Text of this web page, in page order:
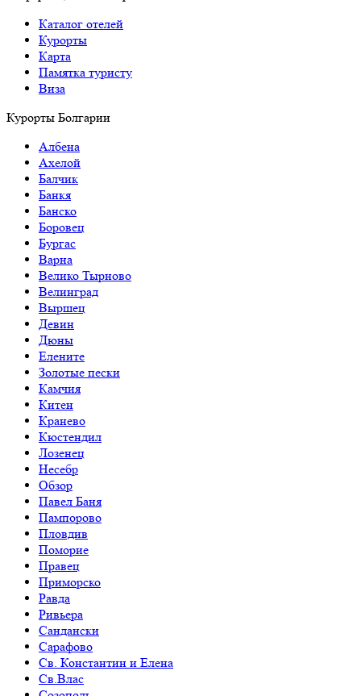
Каталог отелей
Курорты
Карта
Памятка туристу
Виза
Курорты Болгарии
Албена
Ахелой
Балчик
Банкя
Банско
Боровец
Бургас
Варна
Велико Тырново
Велинград
Выршец
Девин
Дюны
Елените
Золотые пески
Камчия
Китен
Кранево
Кюстендил
Лозенец
Несебр
Обзор
Павел Баня
Пампорово
Пловдив
Поморие
Правец
Приморско
Равда
Ривьера
Сандански
Сарафово
Св. Константин и Елена
Св.Влас